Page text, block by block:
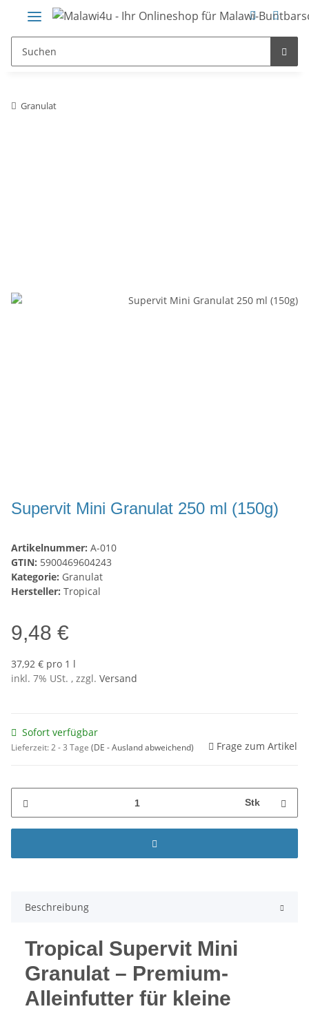
Granulat
Supervit Mini Granulat 250 ml (150g)
Artikelnummer: A-010
GTIN: 5900469604243
Kategorie: Granulat
Hersteller: Tropical
9,48 €
37,92 € pro 1 l
inkl. 7% USt. , zzgl. Versand
Sofort verfügbar
Lieferzeit:2 - 3 Tage (DE - Ausland abweichend) Frage zum Artikel
Stk
Beschreibung
Tropical Supervit Mini
Granulat – Premium-
Alleinfutter für kleine